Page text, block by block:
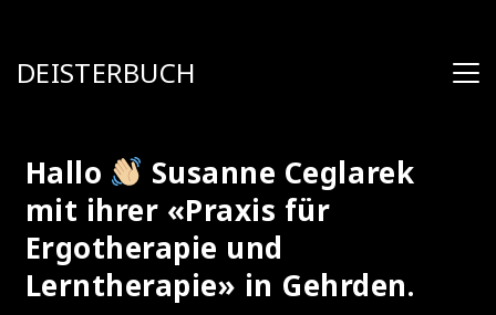
DEISTERBUCH
Hallo
Susanne Ceglarek
mit ihrer «Praxis für
Ergotherapie und
Lerntherapie» in Gehrden.